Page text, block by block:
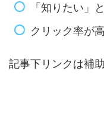
「知りたい」
クリック率が
記事下リンクは補